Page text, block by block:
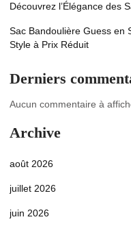
Découvrez l’Élégance des
Sac Bandoulière Guess en
Style à Prix Réduit
Derniers
Aucun commentaire à
Archive
août 2026
juillet 2026
juin 2026